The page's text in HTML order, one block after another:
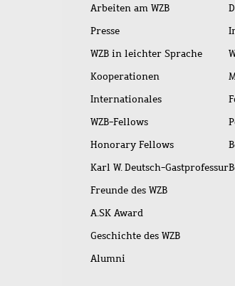
Arbeiten am WZB
Presse
WZB in leichter Sprache
Kooperationen
Internationales
WZB-Fellows
Honorary Fellows
Karl W. Deutsch-Gastprofessur
Freunde des WZB
A.SK Award
Geschichte des WZB
Alumni